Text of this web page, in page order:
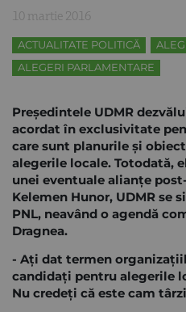
10 martie 2016
ACTUALITATE POLITICĂ
ALEGERI PARLAMENTARE
Preşedintele UDMR
acordat în exclusivitate
care sunt planurile şi
alegerile locale. Totodată,
unei eventuale alianţe
Kelemen Hunor, UDMR se
PNL, neavând o agendă
Dragnea.
- Ați dat termen
candidați pentru alegerile
Nu credeți că este cam